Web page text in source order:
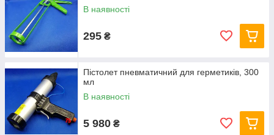
В наявності
295 ₴
Пістолет пневматичний для герметиків, 300
мл
В наявності
5 980 ₴